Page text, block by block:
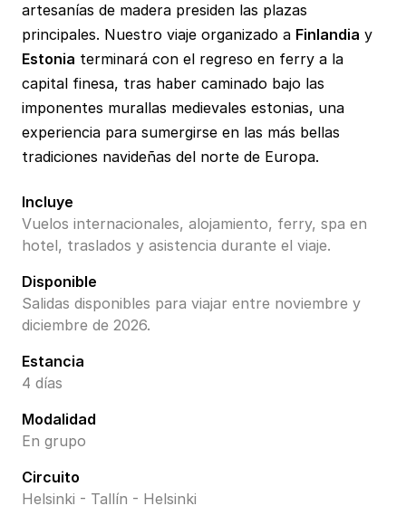
artesanías de madera presiden las plazas
principales. Nuestro viaje organizado a Finlandia y
Estonia terminará con el regreso en ferry a la
capital finesa, tras haber caminado bajo las
imponentes murallas medievales estonias, una
experiencia para sumergirse en las más bellas
tradiciones navideñas del norte de Europa.
Incluye
Vuelos internacionales, alojamiento, ferry, spa en
hotel, traslados y asistencia durante el viaje.
Disponible
Salidas disponibles para viajar entre noviembre y
diciembre de 2026.
Estancia
4 días
Modalidad
En grupo
Circuito
Helsinki - Tallín - Helsinki